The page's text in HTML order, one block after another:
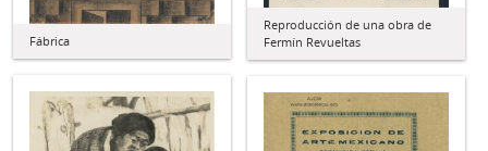
Fábrica
Reproducción de una obra de
Fermín Revueltas